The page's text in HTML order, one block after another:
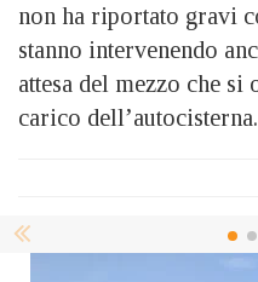
non ha riportato gravi
stanno intervenendo
attesa del mezzo che si
carico dell’autocisterna.